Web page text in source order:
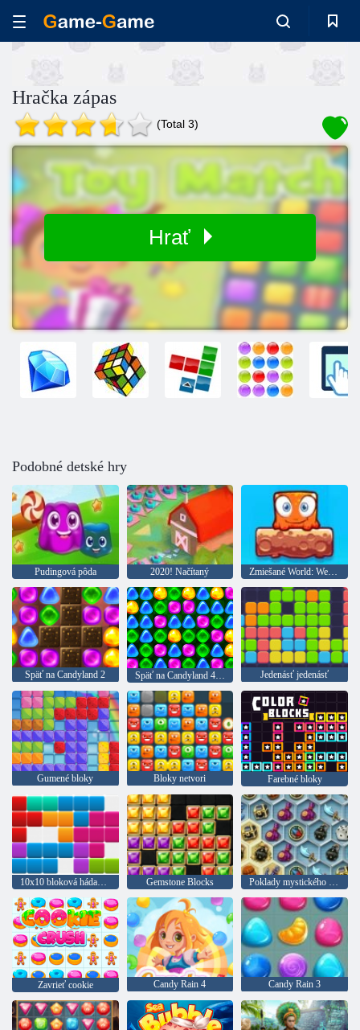
Hračka zápas
(Total 3)
Hrať
Podobné detské hry
Pudingová pôda 2020! Načítaný Zmiešané World: Weekend
Späť na Candyland 2 Späť na Candyland 4: Lollipop Garden Jedenásť jedenásť
Gumené bloky Bloky netvori Farebné bloky
Gemstone Blocks
Zavrieť cookie Candy Rain 4 Candy Rain 3